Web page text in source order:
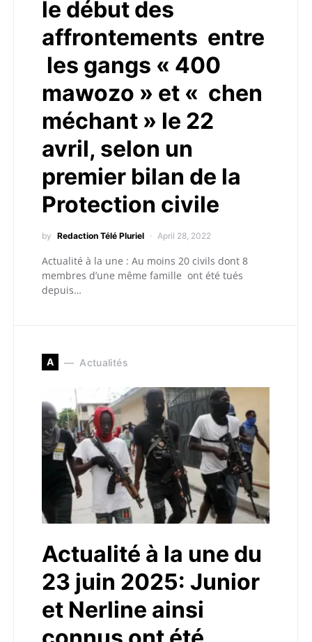
le début des
affrontements entre
les gangs « 400
mawozo » et « chen
méchant » le 22
avril, selon un
premier bilan de la
Protection civile
by Redaction Télé Pluriel April 28, 2022
Actualité à la une : Au moins 20 civils dont 8
membres d’une même famille ont été tués
depuis…
A Actualités
Actualité à la une du
23 juin 2025: Junior
et Nerline ainsi